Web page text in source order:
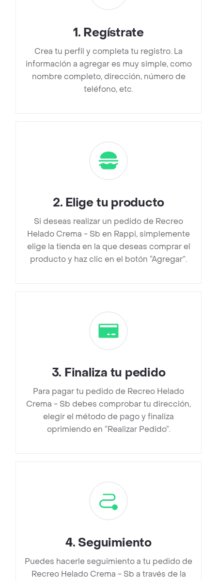
1. Regístrate
Crea tu perfil y completa tu registro. La
información a agregar es muy simple, como
nombre completo, dirección, número de
teléfono, etc.
2. Elige tu producto
Si deseas realizar un pedido de Recreo
Helado Crema - Sb en Rappi, simplemente
elige la tienda en la que deseas comprar el
producto y haz clic en el botón “Agregar”.
3. Finaliza tu pedido
Para pagar tu pedido de Recreo Helado
Crema - Sb debes comprobar tu dirección,
elegir el método de pago y finaliza
oprimiendo en “Realizar Pedido”.
4. Seguimiento
Puedes hacerle seguimiento a tu pedido de
Recreo Helado Crema - Sb a través de la